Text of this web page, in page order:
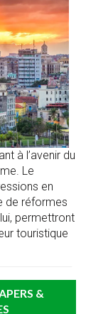
à l’avenir du
Le
en
de réformes
permettront
touristique
&